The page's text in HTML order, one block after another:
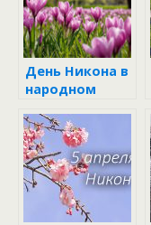
День Никона в
народном
апреля